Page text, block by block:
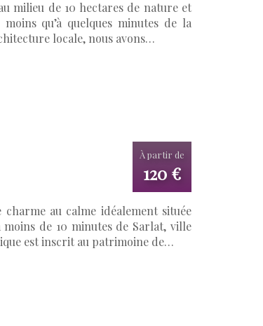
milieu de 10 hectares de nature et
qu’à quelques minutes de la
locale, nous avons…
À partir de
120 €
au calme idéalement située
de 10 minutes de Sarlat, ville
est inscrit au patrimoine de…